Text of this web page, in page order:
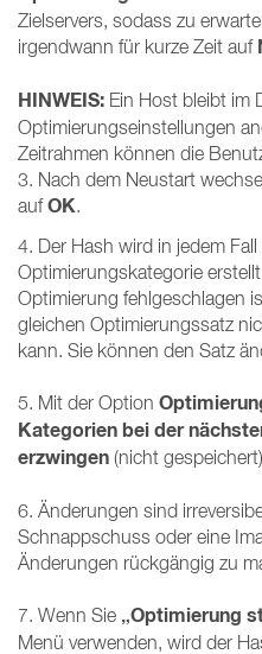
Zielservers, sodass zu
irgendwann für kurze Zeit auf
HINWEIS: Ein Host bleibt im
Optimierungseinstellungen
Zeitrahmen können die
3. Nach dem Neustart
aufOK.
4. Der Hash wird in jedem
Optimierungskategorie
Optimierung fehlgeschlagen
gleichen Optimierungssatz
kann. Sie können den Satz
5. Mit der Option
Kategorien bei der
erzwingen (nicht
6. Änderungen sind
Schnappschuss oder eine
Änderungen rückgängig zu
7. Wenn Sie „Optimierung
Menü verwenden, wird der